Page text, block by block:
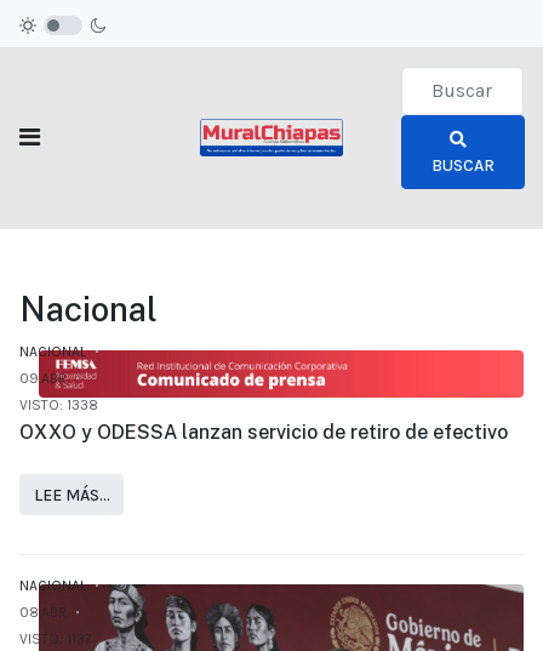
Type 2 or
BUSCAR
Nacional
NACIONAL
09.ABR
VISTO: 1338
OXXO y ODESSA lanzan servicio de retiro de efectivo
LEE MÁS…
NACIONAL
08.ABR
VISTO: 1137